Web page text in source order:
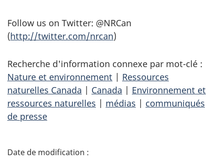
Follow us on Twitter: @NRCan
(http://twitter.com/nrcan)
Recherche d'information connexe par mot-clé :
Nature et environnement | Ressources
naturelles Canada | Canada | Environnement et
ressources naturelles | médias | communiqués
de presse
D